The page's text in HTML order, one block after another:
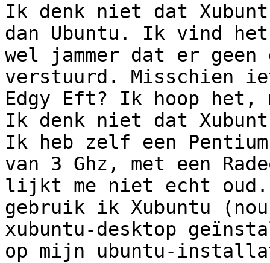
Ik denk niet dat
dan Ubuntu. Ik vind het
wel jammer dat er geen
verstuurd. Misschien
Edgy Eft? Ik hoop
Ik denk niet dat
Ik heb zelf een
van 3 Ghz, met een
lijkt me niet echt oud.
gebruik ik Xubuntu
xubuntu-desktop
op mijn ubuntu-